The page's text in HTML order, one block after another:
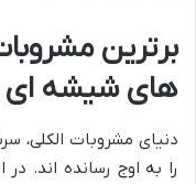
برترین
های شیشه ای
دنیای مشروبات الکلی،
را به اوج رسانده اند.